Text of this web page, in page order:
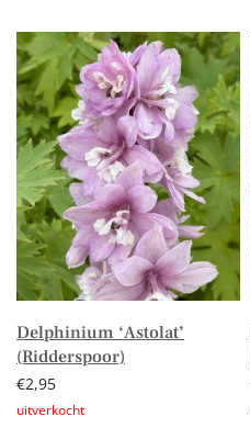
Delphinium ‘Astolat’
(Ridderspoor)
€2,95